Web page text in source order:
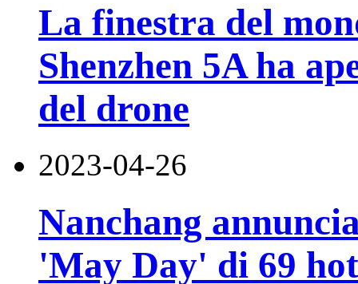
La finestra del
Shenzhen 5A ha
del drone
2023-04-26
Nanchang
'May Day' di 69